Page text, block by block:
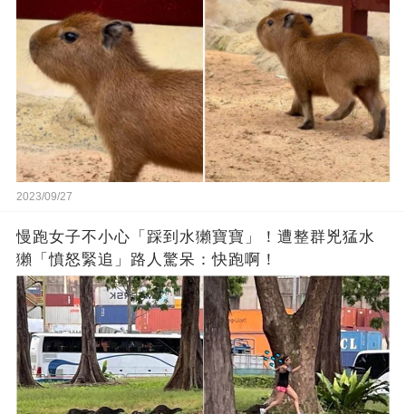
2023/09/27
慢跑女子不小心「踩到水獺寶寶」！遭整群兇猛水
獺「憤怒緊追」路人驚呆：快跑啊！